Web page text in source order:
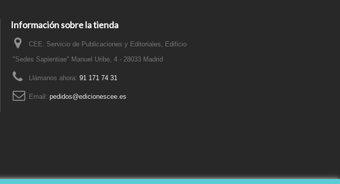
Información sobre la tienda
CEE. Servicio de Publicaciones y Editoriales, Edificio
"Sedes Sapientiae" Manuel Uribe, 4 - 28033 Madrid
Llámanos ahora: 91 171 74 31
Email: pedidos@edicionescee.es